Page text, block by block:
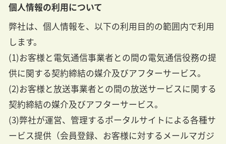
個人情報の利用について
弊社は、個人情報を、以下の利用目的の範囲内で利用
します。
(1)お客様と電気通信事業者との間の電気通信役務の提
供に関する契約締結の媒介及びアフターサービス。
(2)お客様と放送事業者との間の放送サービスに関する
契約締結の媒介及びアフターサービス。
(3)弊社が運営、管理するポータルサイトによる各種サ
ービス提供（会員登録、お客様に対するメールマガジ